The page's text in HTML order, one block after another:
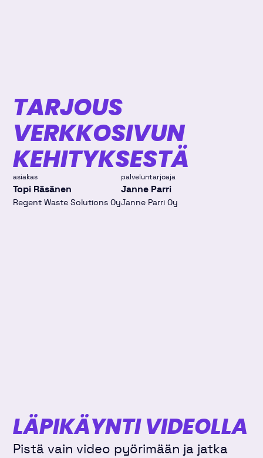
TARJOUS
VERKKOSIVUN
KEHITYKSESTÄ
asiakas
Topi Räsänen
Regent Waste Solutions Oy
palveluntarjoaja
Janne Parri
Janne Parri Oy
LÄPIKÄYNTI VIDEOLLA
Pistä vain video pyörimään ja jatka